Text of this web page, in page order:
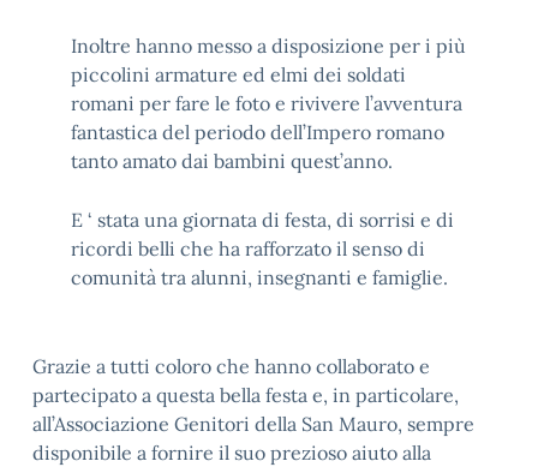
Inoltre hanno messo a disposizione per i più
piccolini armature ed elmi dei soldati
romani per fare le foto e rivivere l’avventura
fantastica del periodo dell’Impero romano
tanto amato dai bambini quest’anno.
E ‘ stata una giornata di festa, di sorrisi e di
ricordi belli che ha rafforzato il senso di
comunità tra alunni, insegnanti e famiglie.
Grazie a tutti coloro che hanno collaborato e
partecipato a questa bella festa e, in particolare,
all’Associazione Genitori della San Mauro, sempre
disponibile a fornire il suo prezioso aiuto alla